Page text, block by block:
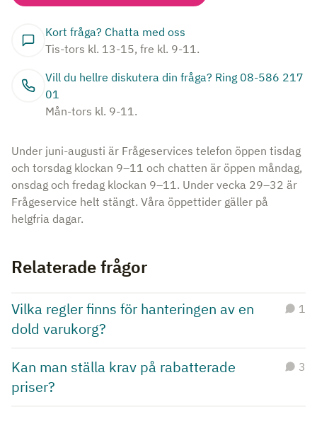
Kort fråga? Chatta med oss
Tis-tors kl. 13-15, fre kl. 9-11.
Vill du hellre diskutera din fråga? Ring 08-586 217
01
Mån-tors kl. 9-11.
Under juni-augusti är Frågeservices telefon öppen tisdag
och torsdag klockan 9–11 och chatten är öppen måndag,
onsdag och fredag klockan 9–11. Under vecka 29–32 är
Frågeservice helt stängt. Våra öppettider gäller på
helgfria dagar.
Relaterade frågor
Vilka regler finns för hanteringen av en
dold varukorg?
1
Kan man ställa krav på rabatterade
priser?
3